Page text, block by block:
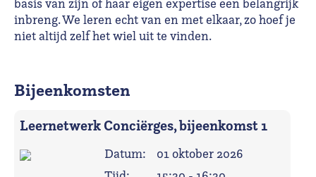
basis van zijn of haar eigen expertise een belangrijk
inbreng. We leren echt van en met elkaar, zo hoef je
niet altijd zelf het wiel uit te vinden.
Bijeenkomsten
Leernetwerk Conciërges, bijeenkomst 1
Datum:
01 oktober 2026